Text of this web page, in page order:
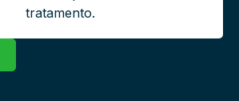
tratamento.